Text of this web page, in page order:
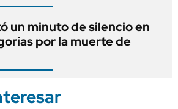
un minuto de silencio en
por la muerte de